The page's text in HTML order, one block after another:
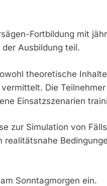
Fortbildung mit
Ausbildung teil.
theoretische
Die
Einsatzszenarien
zur Simulation von
realitätsnahe
Sonntagmorgen ein.